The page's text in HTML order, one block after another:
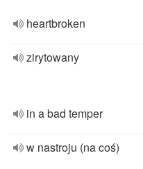
heartbroken
zirytowany
in a bad temper
w nastroju (na coś)